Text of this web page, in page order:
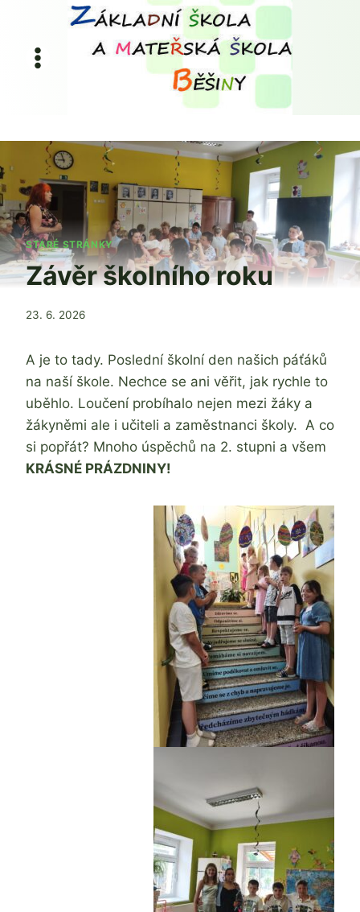
obsah
STARÉ STRÁNKY
Závěr školního roku
Od
23. 6. 2026
A je to tady. Poslední školní den našich páťáků
na naší škole. Nechce se ani věřit, jak rychle to
uběhlo. Loučení probíhalo nejen mezi žáky a
žákyněmi ale i učiteli a zaměstnanci školy. A co
si popřát? Mnoho úspěchů na 2. stupni a všem
KRÁSNÉ PRÁZDNINY!